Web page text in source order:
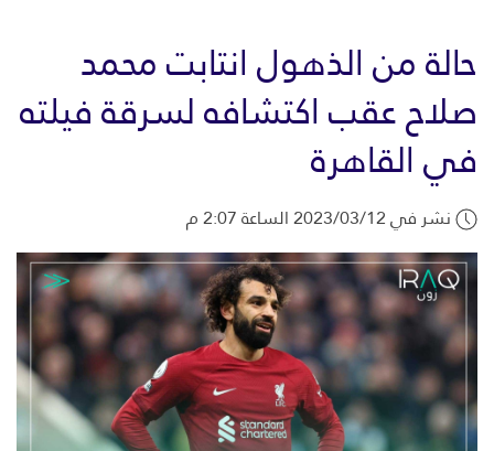
حالة من الذهول انتابت محمد
صلاح عقب اكتشافه لسرقة فيلته
في القاهرة
نشر في 2023/03/12 الساعة 2:07 م